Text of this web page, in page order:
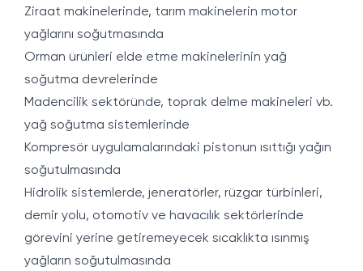
Ziraat makinelerinde, tarım makinelerin motor
yağlarını soğutmasında
Orman ürünleri elde etme makinelerinin yağ
soğutma devrelerinde
Madencilik sektöründe, toprak delme makineleri vb.
yağ soğutma sistemlerinde
Kompresör uygulamalarındaki pistonun ısıttığı yağın
soğutulmasında
Hidrolik sistemlerde, jeneratörler, rüzgar türbinleri,
demir yolu, otomotiv ve havacılık sektörlerinde
görevini yerine getiremeyecek sıcaklıkta ısınmış
yağların soğutulmasında